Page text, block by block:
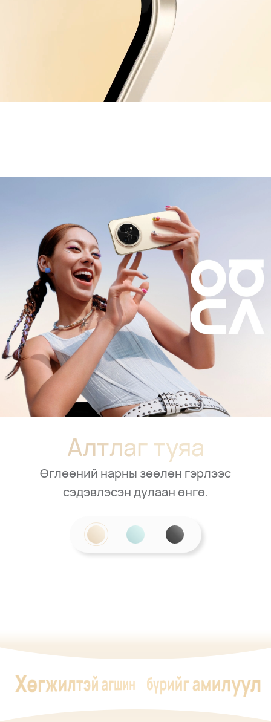
Алтлаг туяа
Өглөөний нарны зөөлөн гэрлээс
сэдэвлэсэн дулаан өнгө.
Хөгжилтэй агшин бүрийг амилуул